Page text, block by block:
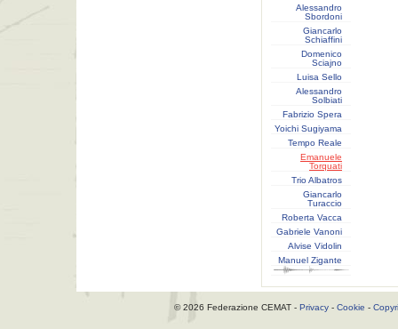
Alessandro
Sbordoni
Giancarlo
Schiaffini
Domenico
Sciajno
Luisa Sello
Alessandro
Solbiati
Fabrizio Spera
Yoichi Sugiyama
Tempo Reale
Emanuele
Torquati
Trio Albatros
Giancarlo
Turaccio
Roberta Vacca
Gabriele Vanoni
Alvise Vidolin
Manuel Zigante
© 2026 Federazione CEMAT - Privacy- Cookie -